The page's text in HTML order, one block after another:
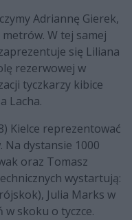
Adriannę Gierek,
W tej samej
się Liliana
rezerwowej w
tyczkarzy kibice
Lacha.
Kielce reprezentować
Na dystansie 1000
oraz Tomasz
wystartują:
Julia Marks w
w skoku o tyczce.